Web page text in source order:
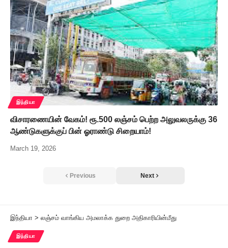
இந்தியா
விசாரணையின் வேகம்! ரூ.500 லஞ்சம் பெற்ற அலுவலருக்கு 36
ஆண்டுகளுக்குப் பின் ஓராண்டு சிறையாம்!
March 19, 2026
Previous Next
இந்தியா > லஞ்சம் வாங்கிய அமலாக்க துறை அதிகாரியின்மீது
இந்தியா